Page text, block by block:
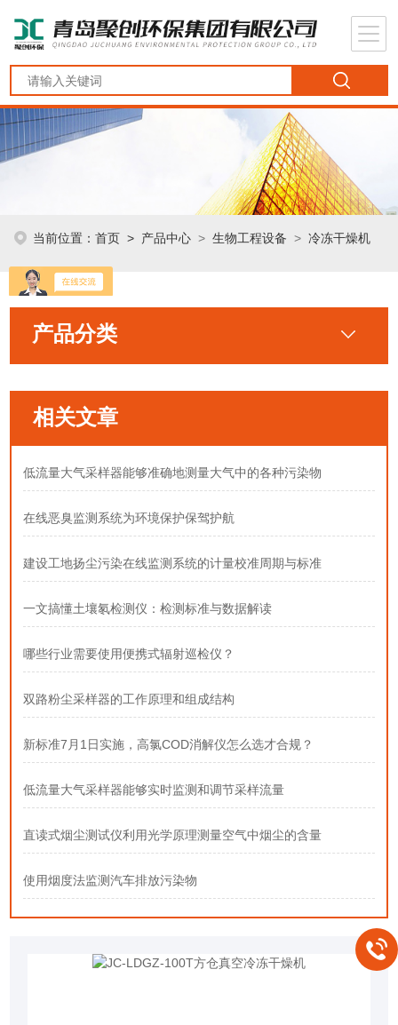
当前位置：首页 > 产品中心 >生物工程设备 >冷冻干燥机
产品分类
相关文章
低流量大气采样器能够准确地测量大气中的各种污染物
在线恶臭监测系统为环境保护保驾护航
建设工地扬尘污染在线监测系统的计量校准周期与标准
一文搞懂土壤氡检测仪：检测标准与数据解读
哪些行业需要使用便携式辐射巡检仪？
双路粉尘采样器的工作原理和组成结构
新标准7月1日实施，高氯COD消解仪怎么选才合规？
低流量大气采样器能够实时监测和调节采样流量
直读式烟尘测试仪利用光学原理测量空气中烟尘的含量
使用烟度法监测汽车排放污染物